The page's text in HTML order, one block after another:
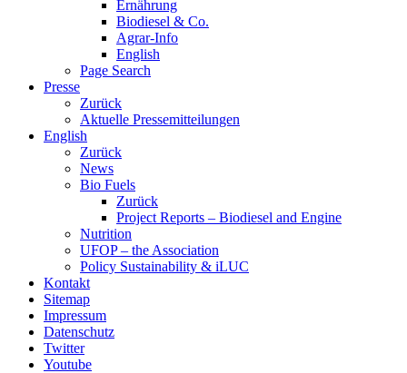
Ernährung
Biodiesel & Co.
Agrar-Info
English
Page Search
Presse
Zurück
Aktuelle Pressemitteilungen
English
Zurück
News
Bio Fuels
Zurück
Project Reports – Biodiesel and Engine
Nutrition
UFOP – the Association
Policy Sustainability & iLUC
Kontakt
Sitemap
Impressum
Datenschutz
Twitter
Youtube